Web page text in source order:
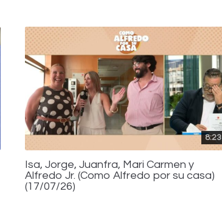
8:23
Isa, Jorge, Juanfra, Mari Carmen y
Alfredo Jr. (Como Alfredo por su casa)
(17/07/26)